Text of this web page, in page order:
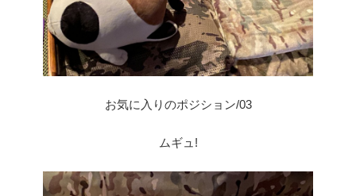
お気に入りのポジション/03
ムギュ!